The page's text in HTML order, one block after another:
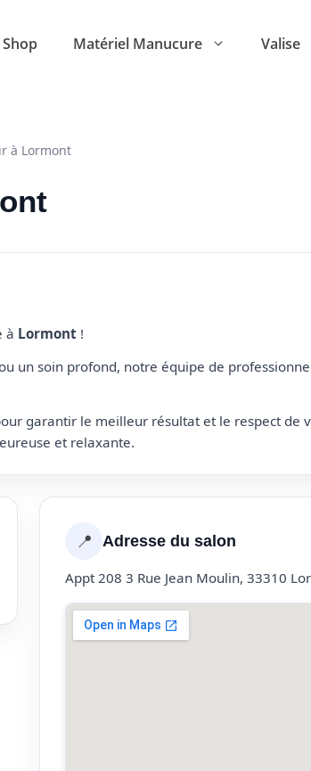
Shop Matériel Manucure Valise
à Lormont
à Lormont !
un soin profond, notre équipe de
garantir le meilleur résultat et le respect de
et relaxante.
📍 Adresse du salon
Appt 208 3 Rue Jean Moulin, 33310